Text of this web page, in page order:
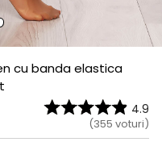
cu banda elastica
4.9
(355 voturi)